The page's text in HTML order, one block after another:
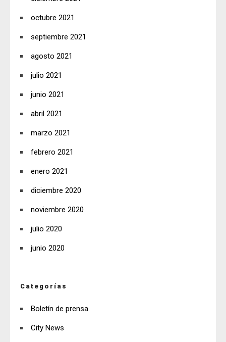
octubre 2021
septiembre 2021
agosto 2021
julio 2021
junio 2021
abril 2021
marzo 2021
febrero 2021
enero 2021
diciembre 2020
noviembre 2020
julio 2020
junio 2020
Categorías
Boletín de prensa
City News